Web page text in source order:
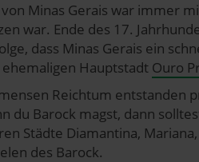
Minas Gerais war immer
war. Ende des 17.
dass Minas Gerais ein
Hauptstadt Ouro
Reichtum entstanden
du Barock magst, dann
Städte Diamantina,
des Barock.